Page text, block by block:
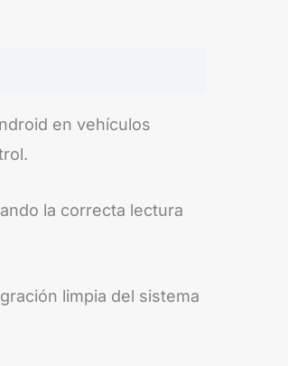
en vehículos
la correcta lectura
limpia del sistema